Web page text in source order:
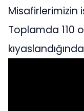
Misafirlerimizin
Toplamda 110